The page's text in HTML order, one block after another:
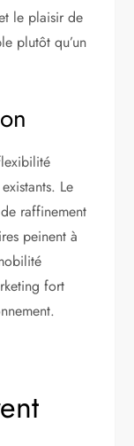
le plaisir de
plutôt qu’un
Le
raffinement
peinent à
fort